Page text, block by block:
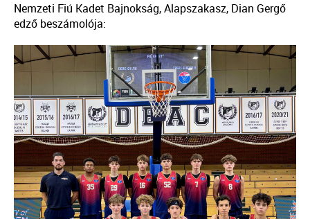
Nemzeti Fiú Kadet Bajnokság, Alapszakasz, Dian Gergő
edző beszámolója: